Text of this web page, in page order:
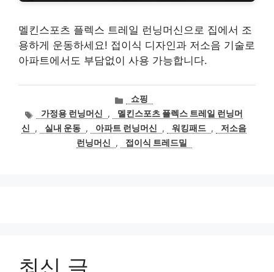
멜킨스포츠 플렉스 트레일 런닝머신으로 집에서 조
용하게 운동하세요! 접이식 디자인과 저소음 기술로
아파트에서도 부담없이 사용 가능합니다.
카
테
고
리
쇼핑
태가정용 런닝머신 ,
멜킨스포츠 플렉스 트레일 런닝머
신
, 실내 운동 , 아파트 런닝머신 , 워킹패드 ,
저소음
런닝머신
, 접이식 트레드밀
최신 글